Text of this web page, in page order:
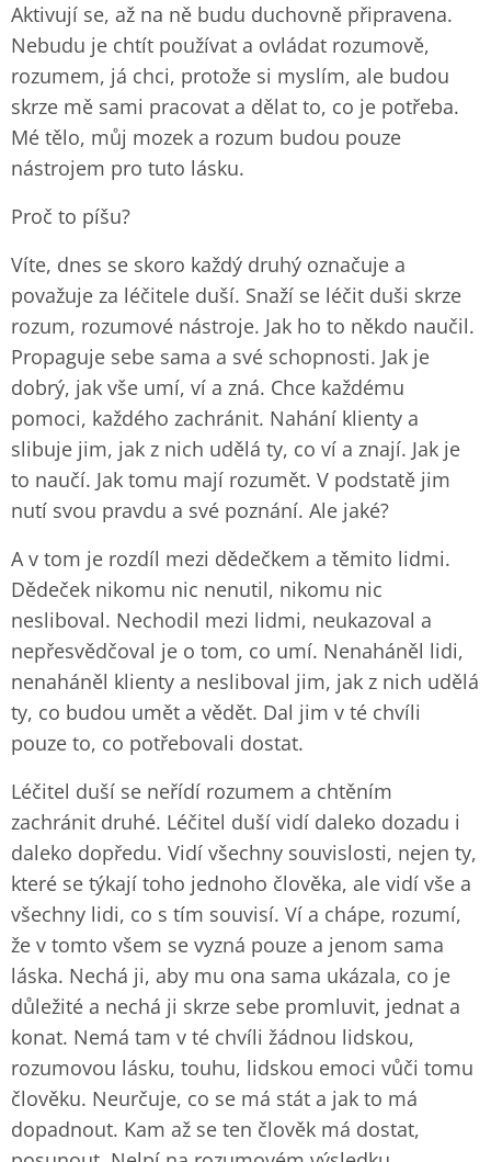
Aktivují se, až na ně budu duchovně připravena.
Nebudu je chtít používat a ovládat rozumově,
rozumem, já chci, protože si myslím, ale budou
skrze mě sami pracovat a dělat to, co je potřeba.
Mé tělo, můj mozek a rozum budou pouze
nástrojem pro tuto lásku.
Proč to píšu?
Víte, dnes se skoro každý druhý označuje a
považuje za léčitele duší. Snaží se léčit duši skrze
rozum, rozumové nástroje. Jak ho to někdo naučil.
Propaguje sebe sama a své schopnosti. Jak je
dobrý, jak vše umí, ví a zná. Chce každému
pomoci, každého zachránit. Nahání klienty a
slibuje jim, jak z nich udělá ty, co ví a znají. Jak je
to naučí. Jak tomu mají rozumět. V podstatě jim
nutí svou pravdu a své poznání. Ale jaké?
A v tom je rozdíl mezi dědečkem a těmito lidmi.
Dědeček nikomu nic nenutil, nikomu nic
nesliboval. Nechodil mezi lidmi, neukazoval a
nepřesvědčoval je o tom, co umí. Nenaháněl lidi,
nenaháněl klienty a nesliboval jim, jak z nich udělá
ty, co budou umět a vědět. Dal jim v té chvíli
pouze to, co potřebovali dostat.
Léčitel duší se neřídí rozumem a chtěním
zachránit druhé. Léčitel duší vidí daleko dozadu i
daleko dopředu. Vidí všechny souvislosti, nejen ty,
které se týkají toho jednoho člověka, ale vidí vše a
všechny lidi, co s tím souvisí. Ví a chápe, rozumí,
že v tomto všem se vyzná pouze a jenom sama
láska. Nechá ji, aby mu ona sama ukázala, co je
důležité a nechá ji skrze sebe promluvit, jednat a
konat. Nemá tam v té chvíli žádnou lidskou,
rozumovou lásku, touhu, lidskou emoci vůči tomu
člověku. Neurčuje, co se má stát a jak to má
dopadnout. Kam až se ten člověk má dostat,